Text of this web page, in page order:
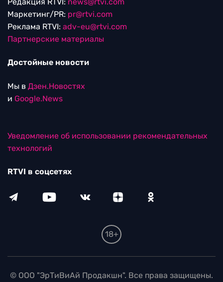
Маркетинг/PR: pr@rtvi.com
Реклама RTVI: adv-eu@rtvi.com
Партнерские материалы
Достойные новости
Мы в Дзен.Новостях
и Google.News
Уведомление об использовании рекомендательных
технологий
RTVI в соцсетях
18+
© ООО "ЭрТиВиАй Продакшн". Все права защищены.